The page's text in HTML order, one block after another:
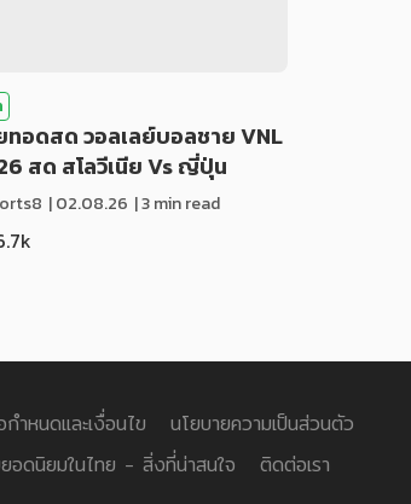
ทอดสด วอลเลย์บอลชาย VNL
สด สโลวีเนีย Vs ญี่ปุ่น
|02.08.26 | 3 min read
กำหนดและเงื่อนไข
นโยบายความเป็นส่วนตัว
อดนิยมในไทย - สิ่งที่น่าสนใจ
ติดต่อเรา